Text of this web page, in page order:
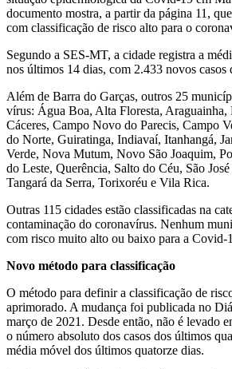
documento mostra, a partir da página 11,
com classificação de risco alto para o
Segundo a SES-MT, a cidade registra a
nos últimos 14 dias, com 2.433 novos casos
Além de Barra do Garças, outros 25
vírus: Água Boa, Alta Floresta, Araguainha,
Cáceres, Campo Novo do Parecis, Campo
do Norte, Guiratinga, Indiavaí, Itanhangá,
Verde, Nova Mutum, Novo São Joaquim,
do Leste, Querência, Salto do Céu, São
Tangará da Serra, Torixoréu e Vila Rica.
Outras 115 cidades estão classificadas na
contaminação do coronavírus. Nenhum
com risco muito alto ou baixo para a Covid-
Novo método para classificação
O método para definir a classificação de
aprimorado. A mudança foi publicada no
março de 2021. Desde então, não é levado
o número absoluto dos casos dos últimos
média móvel dos últimos quatorze dias.